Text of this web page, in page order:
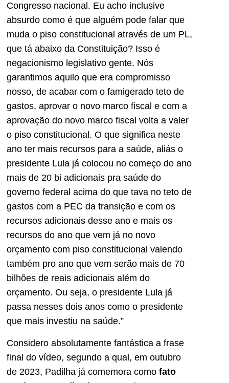
Congresso nacional. Eu acho inclusive
absurdo como é que alguém pode falar que
muda o piso constitucional através de um PL,
que tá abaixo da Constituição? Isso é
negacionismo legislativo gente. Nós
garantimos aquilo que era compromisso
nosso, de acabar com o famigerado teto de
gastos, aprovar o novo marco fiscal e com a
aprovação do novo marco fiscal volta a valer
o piso constitucional. O que significa neste
ano ter mais recursos para a saúde, aliás o
presidente Lula já colocou no começo do ano
mais de 20 bi adicionais pra saúde do
governo federal acima do que tava no teto de
gastos com a PEC da transição e com os
recursos adicionais desse ano e mais os
recursos do ano que vem já no novo
orçamento com piso constitucional valendo
também pro ano que vem serão mais de 70
bilhões de reais adicionais além do
orçamento. Ou seja, o presidente Lula já
passa nesses dois anos como o presidente
que mais investiu na saúde.”
Considero absolutamente fantástica a frase
final do vídeo, segundo a qual, em outubro
de 2023, Padilha já comemora como fato